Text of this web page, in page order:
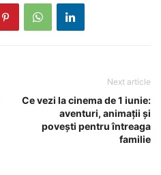
Next article
Ce vezi la cinema de 1 iunie:
aventuri, animații și
povești pentru întreaga
familie